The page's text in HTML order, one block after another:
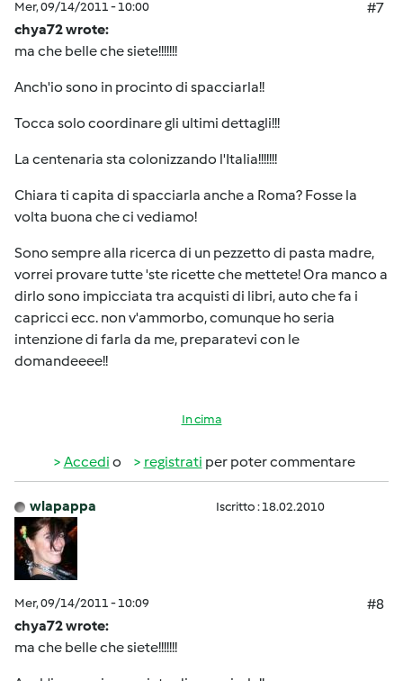
Mer, 09/14/2011 - 10:00
#7
chya72 wrote:
ma che belle che siete!!!!!!!
Anch'io sono in procinto di spacciarla!!
Tocca solo coordinare gli ultimi dettagli!!!
La centenaria sta colonizzando l'Italia!!!!!!!
Chiara ti capita di spacciarla anche a Roma? Fosse la
volta buona che ci vediamo!
Sono sempre alla ricerca di un pezzetto di pasta madre,
vorrei provare tutte 'ste ricette che mettete! Ora manco a
dirlo sono impicciata tra acquisti di libri, auto che fa i
capricci ecc. non v'ammorbo, comunque ho seria
intenzione di farla da me, preparatevi con le
domandeeee!!
In cima
Accedi o registrati per poter commentare
wlapappa Iscritto : 18.02.2010
Mer, 09/14/2011 - 10:09
#8
chya72 wrote:
ma che belle che siete!!!!!!!